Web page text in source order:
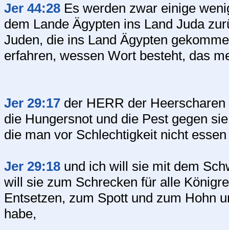
Jer 44:28 Es werden zwar einige
dem Lande Ägypten ins Land Juda
Juden, die ins Land Ägypten
erfahren, wessen Wort besteht, das
Jer 29:17 der HERR der
die Hungersnot und die Pest gegen
die man vor Schlechtigkeit nicht
Jer 29:18 und ich will sie mit dem
will sie zum Schrecken für alle
Entsetzen, zum Spott und zum Hohn
habe,